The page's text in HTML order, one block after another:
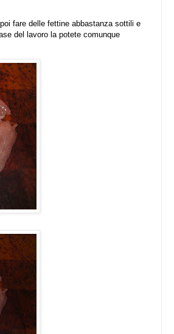
fare delle fettine abbastanza sottili e
del lavoro la potete comunque